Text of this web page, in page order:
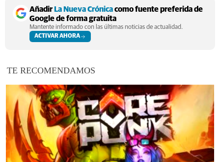
Añadir La Nueva Crónicacomo fuente preferida de
Google de forma gratuita
Mantente informado con las últimas noticias de actualidad.
ACTIVAR AHORA
TE RECOMENDAMOS